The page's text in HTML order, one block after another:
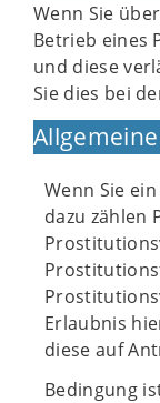
Wenn Sie
Betrieb eines
und diese
Sie dies bei
Wenn Sie
dazu zählen
Erlaubnis
diese auf
Bedingung